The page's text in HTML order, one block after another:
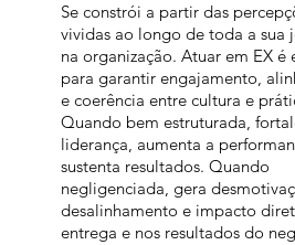
Se constrói a partir das
vividas ao longo de toda a sua
na organização. Atuar em EX é
para garantir engajamento,
e coerência entre cultura e
Quando bem estruturada,
liderança, aumenta a
sustenta resultados. Quando
negligenciada, gera
desalinhamento e impacto
entrega e nos resultados do